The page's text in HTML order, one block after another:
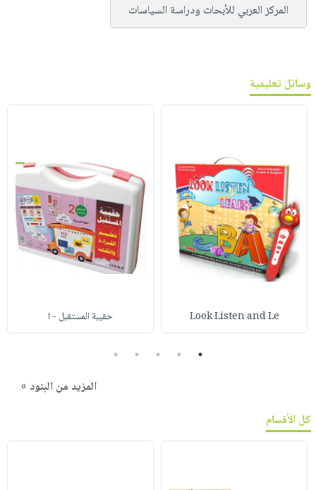
المركز العربي للأبحاث ودراسة السياسات
وسائل تعليمية
Look Listen and Le حقيبة المستقبل - ا
1
2
3
4
5
المزيد من البنود »
كل الأقسام